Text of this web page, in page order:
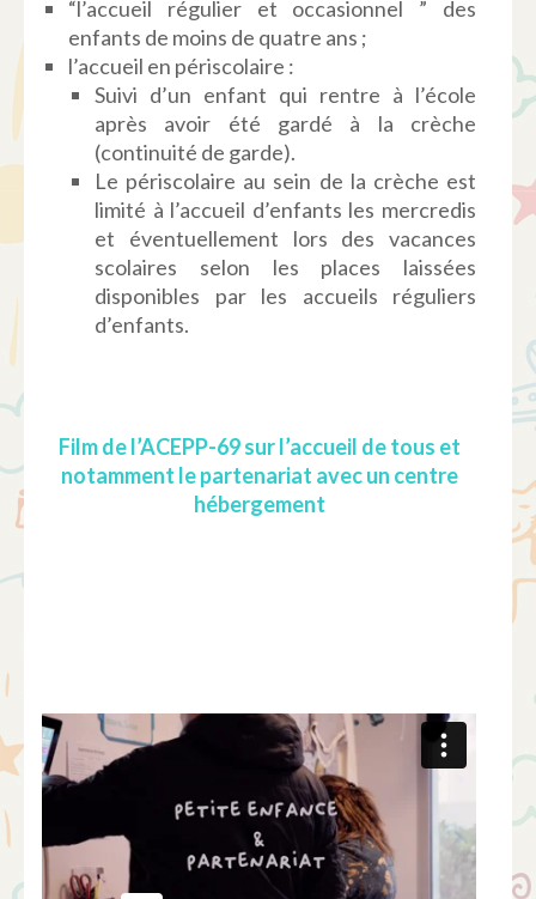
“l’accueil régulier et occasionnel ” des
enfants de moins de quatre ans ;
l’accueil en périscolaire :
Suivi d’un enfant qui rentre à l’école
après avoir été gardé à la crèche
(continuité de garde).
Le périscolaire au sein de la crèche est
limité à l’accueil d’enfants les mercredis
et éventuellement lors des vacances
scolaires selon les places laissées
disponibles par les accueils réguliers
d’enfants.
Film de l’ACEPP-69 sur l’accueil de tous et
notamment le partenariat avec un centre
hébergement